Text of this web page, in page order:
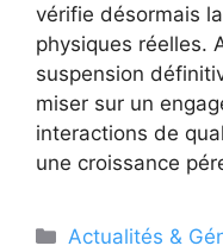
vérifie désormais
physiques réelles.
suspension
miser sur un
interactions de
une croissance
Catégories
Actualités &